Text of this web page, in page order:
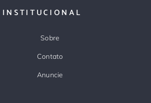
INSTITUCIONAL
Sobre
Contato
Anuncie